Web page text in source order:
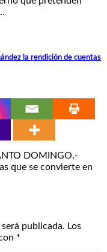
la rendición de cuentas
DOMINGO.-
que se convierte en
publicada. Los
*